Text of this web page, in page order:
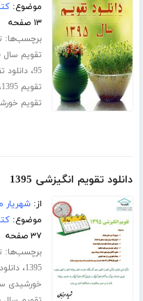
موضوع:
۱۳ صفحه
برچسب‌ها:
تقویم سال 1395 با فرمت پی دی اف
95،دانلود
تقویم 1395
تقویم
دانلود تقویم انگیزشی 1395
از:شهریار
موضوع:
۳۷ صفحه
برچسب‌ها:
1395،
خورشیدی سال